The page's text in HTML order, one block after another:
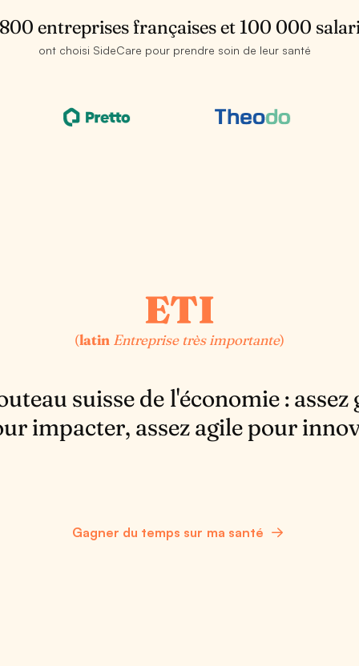
entreprises françaises et 100 000
ont choisi SideCare pour prendre soin de leur santé
(latin Entreprise très importante)
suisse de l'économie : assez
impacter, assez agile pour
Gagner du temps sur ma santé